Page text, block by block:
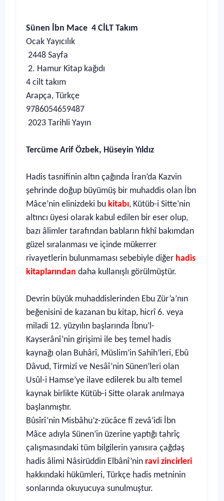
Sünen İbn Mace 4 CİLT Takım
Ocak Yayıcılık
2448 Sayfa
2. Hamur Kitap kağıdı
4 cilt takım
Arapça, Türkçe
9786054659487
2023 Tarihli Yayın
Tercüme Arif Özbek, Hüseyin Yıldız
Hadis tasnifinin altın çağında İran’da Kazvin
şehrinde doğup büyümüş bir muhaddis olan İbn
Mâce’nin elinizdeki bu kitabı, Kütüb-i Sitte’nin
altıncı üyesi olarak kabul edilen bir eser olup,
bazı âlimler tarafından babların fıkhî bakımdan
güzel sıralanması ve içinde mükerrer
rivayetlerin bulunmaması sebebiyle diğer hadis
kitaplarından daha kullanışlı görülmüştür.
Devrin büyük muhaddislerinden Ebu Zür’a’nın
beğenisini de kazanan bu kitap, hicrî 6. veya
miladi 12. yüzyılın başlarında İbnu’l-
Kayserânî’nin girişimi ile beş temel hadis
kaynağı olan Buhârî, Müslim’in Sahih’leri, Ebû
Dâvud, Tirmizî ve Nesâî’nin Sünen’leri olan
Usûl-i Hamse’ye ilave edilerek bu altı temel
kaynak birlikte Kütüb-i Sitte olarak anılmaya
başlanmıştır.
Bûsîrî’nin Misbâhu’z-zücâce fî zevâ’idi İbn
Mâce adıyla Sünen’in üzerine yaptığı tahrîç
çalışmasındaki tüm bilgilerin yanısıra çağdaş
hadis âlimi Nâsirüddin Elbânî’nin ravi zincirleri
hakkındaki hükümleri, Türkçe hadis metninin
sonlarında okuyucuya sunulmuştur.